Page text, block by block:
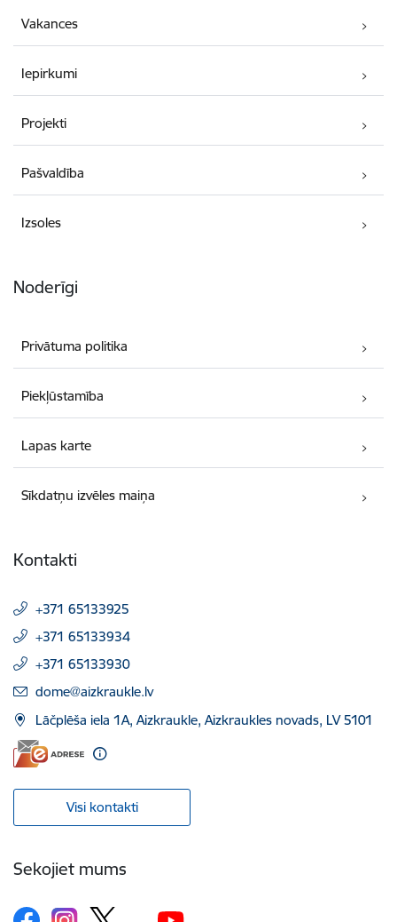
Vakances
Iepirkumi
Projekti
Pašvaldība
Izsoles
Noderīgi
Privātuma politika
Piekļūstamība
Lapas karte
Sīkdatņu izvēles maiņa
Kontakti
+371 65133925
+371 65133934
+371 65133930
E-pasts:
dome@aizkraukle.lv
Lāčplēša iela 1A, Aizkraukle, Aizkraukles novads, LV 5101
Visi kontakti
Sekojiet mums